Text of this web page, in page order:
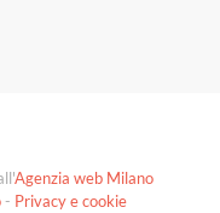
Agenzia web Milano
- Privacy e cookie